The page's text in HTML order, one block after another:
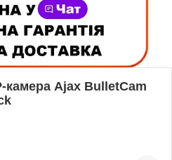
камера Ajax BulletCam